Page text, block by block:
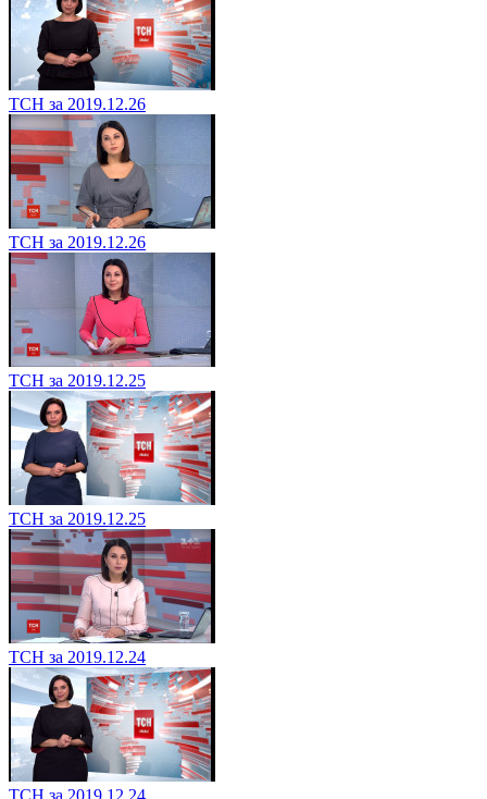
ТСН за 2019.12.26
ТСН за 2019.12.26
ТСН за 2019.12.25
ТСН за 2019.12.25
ТСН за 2019.12.24
ТСН за 2019.12.24